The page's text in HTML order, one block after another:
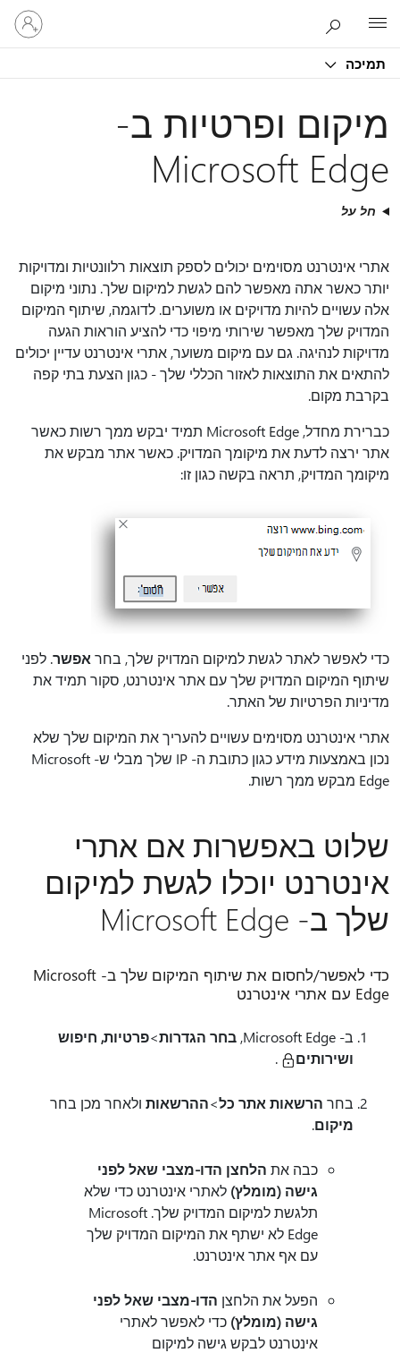
תמיכה
היכנס
לחשבון
שלך
מיקום ופרטיות ב-
Microsoft Edge
חל על
אתרי אינטרנט מסוימים יכולים לספק תוצאות רלוונטיות ומדויקות
יותר כאשר אתה מאפשר להם לגשת למיקום שלך. נתוני מיקום
אלה עשויים להיות מדויקים או משוערים. לדוגמה, שיתוף המיקום
המדויק שלך מאפשר שירותי מיפוי כדי להציע הוראות הגעה
מדויקות לנהיגה. גם עם מיקום משוער, אתרי אינטרנט עדיין יכולים
להתאים את התוצאות לאזור הכללי שלך - כגון הצעת בתי קפה
בקרבת מקום.
כברירת מחדל, Microsoft Edge תמיד יבקש ממך רשות כאשר
אתר ירצה לדעת את מיקומך המדויק. כאשר אתר מבקש את
מיקומך המדויק, תראה בקשה כגון זו:
כדי לאפשר לאתר לגשת למיקום המדויק שלך, בחר אפשר. לפני
שיתוף המיקום המדויק שלך עם אתר אינטרנט, סקור תמיד את
מדיניות הפרטיות של האתר.
אתרי אינטרנט מסוימים עשויים להעריך את המיקום שלך שלא
נכון באמצעות מידע כגון כתובת ה- IP שלך מבלי ש- Microsoft
Edge מבקש ממך רשות.
שלוט באפשרות אם אתרי
אינטרנט יוכלו לגשת למיקום
שלך ב- Microsoft Edge
כדי לאפשר/לחסום את שיתוף המיקום שלך ב- Microsoft
Edge עם אתרי אינטרנט
ב- Microsoft Edge, בחר הגדרות>פרטיות, חיפוש
ושירותים
.
בחר הרשאות אתר כל>ההרשאות ולאחר מכן בחר
מיקום.
כבה את הלחצן הדו-מצבי שאל לפני
גישה (מומלץ) לאתרי אינטרנט כדי שלא
תלגשת למיקום המדויק שלך. Microsoft
Edge לא ישתף את המיקום המדויק שלך
עם אף אתר אינטרנט.
הפעל את הלחצן הדו-מצבי שאל לפני
גישה (מומלץ) כדי לאפשר לאתרי
אינטרנט לבקש גישה למיקום